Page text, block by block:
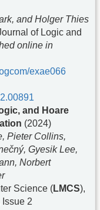
and Holger Thies
of Logic and
online in
exae066
and Hoare
(2024)
Pieter Collins,
Gyesik Lee,
Norbert
Science (LMCS),
2